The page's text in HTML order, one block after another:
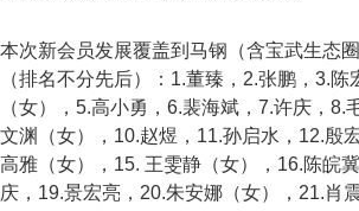
本次新会员发展覆盖到马钢（含宝武生态
（排名不分先后）：1.董臻，2.张鹏，3.陈
（女），5.高小勇，6.裴海斌，7.许庆，8.
文渊（女），10.赵煜，11.孙启水，12.殷
高雅（女），15. 王雯静（女），16.陈皖
庆，19.景宏亮，20.朱安娜（女），21.肖